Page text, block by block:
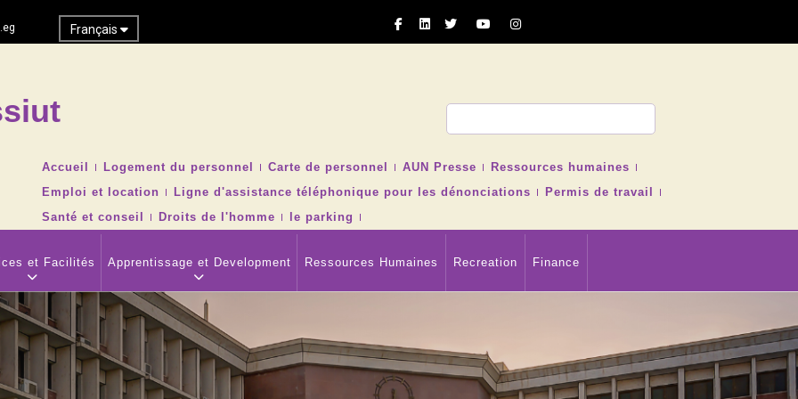
Français
TOP
NAVIGATION
MENU
Accueil Logement du personnel Carte de personnel AUN Presse
Ressources humaines
Emploi et location
Ligne d'assistance téléphonique pour les dénonciations
Permis de travail
Santé et conseil
Droits de l'homme le parking
et Facilités Apprentissage et Development Ressources Humaines Recreation Finance